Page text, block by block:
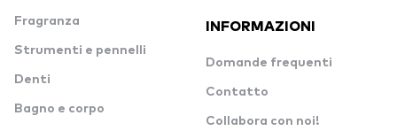
Fragranza
Strumenti e pennelli
Denti
Bagno e corpo
INFORMAZIONI
Domande frequenti
Contatto
Collabora con noi!